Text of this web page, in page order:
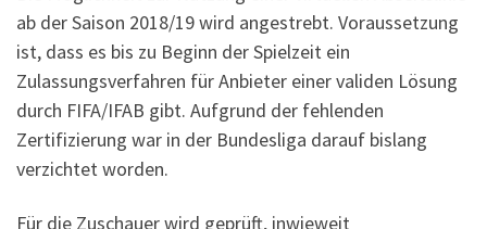
ab der Saison 2018/19 wird angestrebt. Voraussetzung
ist, dass es bis zu Beginn der Spielzeit ein
Zulassungsverfahren für Anbieter einer validen Lösung
durch FIFA/IFAB gibt. Aufgrund der fehlenden
Zertifizierung war in der Bundesliga darauf bislang
verzichtet worden.
Für die Zuschauer wird geprüft, inwieweit